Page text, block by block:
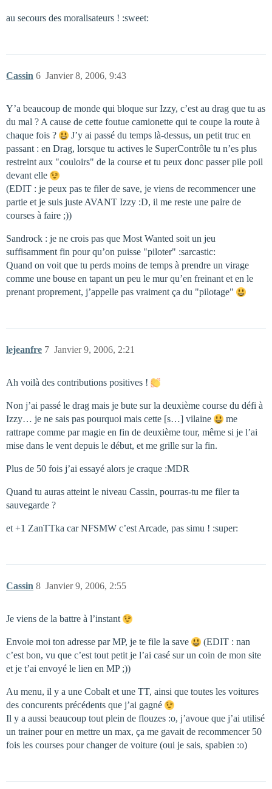
au secours des moralisateurs ! :sweet:
Cassin Janvier 8, 2006, 9:43
6
Y’a beaucoup de monde qui bloque sur Izzy, c’est au drag que tu as
du mal ? A cause de cette foutue camionette qui te coupe la route à
chaque fois ?
J’y ai passé du temps là-dessus, un petit truc en
passant : en Drag, lorsque tu actives le SuperContrôle tu n’es plus
restreint aux "couloirs" de la course et tu peux donc passer pile poil
devant elle
(EDIT : je peux pas te filer de save, je viens de recommencer une
partie et je suis juste AVANT Izzy :D, il me reste une paire de
courses à faire ;))
Sandrock : je ne crois pas que Most Wanted soit un jeu
suffisamment fin pour qu’on puisse "piloter" :sarcastic:
Quand on voit que tu perds moins de temps à prendre un virage
comme une bouse en tapant un peu le mur qu’en freinant et en le
prenant proprement, j’appelle pas vraiment ça du "pilotage"
lejeanfre Janvier 9, 2006, 2:21
7
Ah voilà des contributions positives !
Non j’ai passé le drag mais je bute sur la deuxième course du défi à
Izzy… je ne sais pas pourquoi mais cette [s…] vilaine
me
rattrape comme par magie en fin de deuxième tour, même si je l’ai
mise dans le vent depuis le début, et me grille sur la fin.
Plus de 50 fois j’ai essayé alors je craque :MDR
Quand tu auras atteint le niveau Cassin, pourras-tu me filer ta
sauvegarde ?
et +1 ZanTTka car NFSMW c’est Arcade, pas simu ! :super:
Cassin Janvier 9, 2006, 2:55
8
Je viens de la battre à l’instant
Envoie moi ton adresse par MP, je te file la save
(EDIT : nan
c’est bon, vu que c’est tout petit je l’ai casé sur un coin de mon site
et je t’ai envoyé le lien en MP ;))
Au menu, il y a une Cobalt et une TT, ainsi que toutes les voitures
des concurents précédents que j’ai gagné
Il y a aussi beaucoup tout plein de flouzes :o, j’avoue que j’ai utilisé
un trainer pour en mettre un max, ça me gavait de recommencer 50
fois les courses pour changer de voiture (oui je sais, spabien :o)